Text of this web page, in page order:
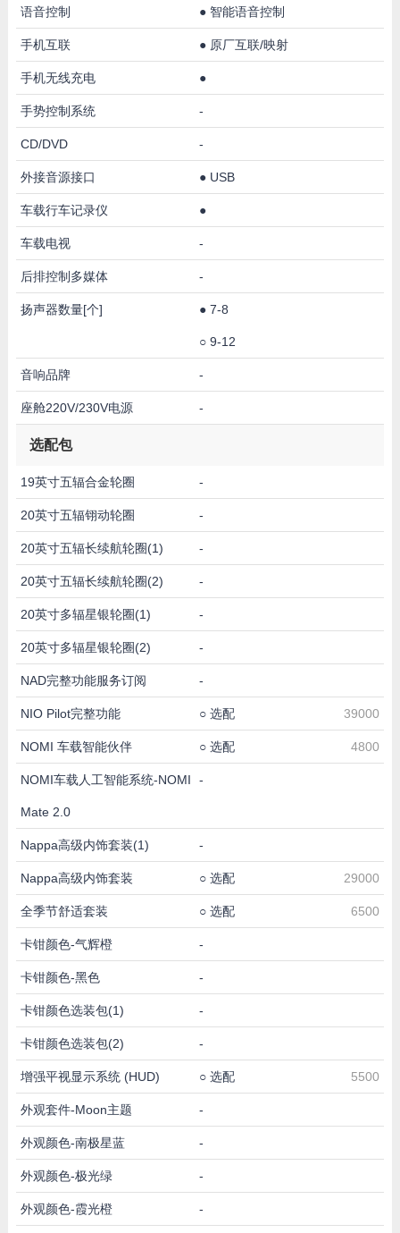
语音控制 ● 智能语音控制
手机互联 ● 原厂互联/映射
手机无线充电 ●
手势控制系统 -
CD/DVD -
外接音源接口 ● USB
车载行车记录仪 ●
车载电视 -
后排控制多媒体 -
扬声器数量[个] ● 7-8
○ 9-12
音响品牌 -
座舱220V/230V电源 -
选配包
19英寸五辐合金轮圈 -
20英寸五辐䦀动轮圈 -
20英寸五辐长续航轮圈(1) -
20英寸五辐长续航轮圈(2) -
20英寸多辐星银轮圈(1) -
20英寸多辐星银轮圈(2) -
NAD完整功能服务订阅 -
NIO Pilot完整功能 ○ 选配 39000
NOMI 车载智能伙伴 ○ 选配 4800
NOMI车载人工智能系统-NOMI
Mate 2.0
-
Nappa高级内饰套装(1) -
Nappa高级内饰套装 ○ 选配 29000
全季节舒适套装 ○ 选配 6500
卡钳颜色-气辉橙 -
卡钳颜色-黑色 -
卡钳颜色选装包(1) -
卡钳颜色选装包(2) -
增强平视显示系统 (HUD) ○ 选配 5500
外观套件-Moon主题 -
外观颜色-南极星蓝 -
外观颜色-极光绿 -
外观颜色-霞光橙 -